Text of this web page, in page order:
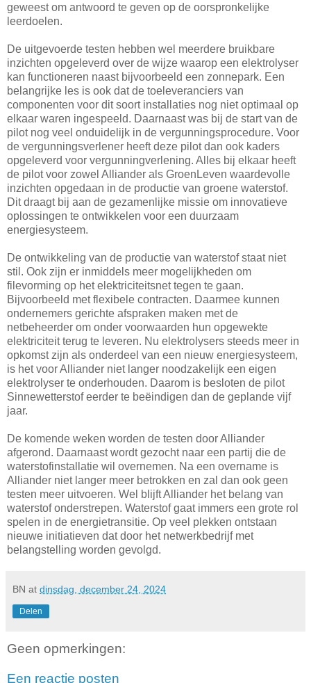
geweest om antwoord te geven op de oorspronkelijke
leerdoelen.
De uitgevoerde testen hebben wel meerdere bruikbare
inzichten opgeleverd over de wijze waarop een elektrolyser
kan functioneren naast bijvoorbeeld een zonnepark. Een
belangrijke les is ook dat de toeleveranciers van
componenten voor dit soort installaties nog niet optimaal op
elkaar waren ingespeeld. Daarnaast was bij de start van de
pilot nog veel onduidelijk in de vergunningsprocedure. Voor
de vergunningsverlener heeft deze pilot dan ook kaders
opgeleverd voor vergunningverlening. Alles bij elkaar heeft
de pilot voor zowel Alliander als GroenLeven waardevolle
inzichten opgedaan in de productie van groene waterstof.
Dit draagt bij aan de gezamenlijke missie om innovatieve
oplossingen te ontwikkelen voor een duurzaam
energiesysteem.
De ontwikkeling van de productie van waterstof staat niet
stil. Ook zijn er inmiddels meer mogelijkheden om
filevorming op het elektriciteitsnet tegen te gaan.
Bijvoorbeeld met flexibele contracten. Daarmee kunnen
ondernemers gerichte afspraken maken met de
netbeheerder om onder voorwaarden hun opgewekte
elektriciteit terug te leveren. Nu elektrolysers steeds meer in
opkomst zijn als onderdeel van een nieuw energiesysteem,
is het voor Alliander niet langer noodzakelijk een eigen
elektrolyser te onderhouden. Daarom is besloten de pilot
Sinnewetterstof eerder te beëindigen dan de geplande vijf
jaar.
De komende weken worden de testen door Alliander
afgerond. Daarnaast wordt gezocht naar een partij die de
waterstofinstallatie wil overnemen. Na een overname is
Alliander niet langer meer betrokken en zal dan ook geen
testen meer uitvoeren. Wel blijft Alliander het belang van
waterstof onderstrepen. Waterstof gaat immers een grote rol
spelen in de energietransitie. Op veel plekken ontstaan
nieuwe initiatieven dat door het netwerkbedrijf met
belangstelling worden gevolgd.
BN at dinsdag, december 24, 2024
Delen
Geen opmerkingen:
Een reactie posten